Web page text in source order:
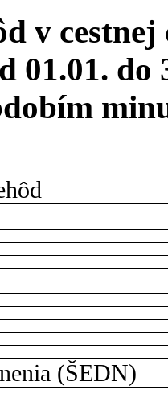
v cestnej
01.01. do
(ŠEDN)